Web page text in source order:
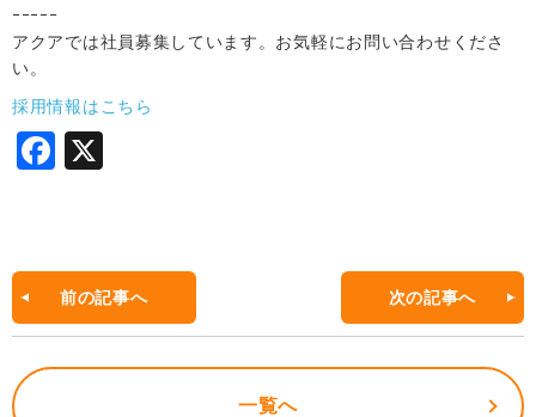
ｰｰｰｰｰ
アクアでは社員募集しています。お気軽にお問い合わせくださ
い。
採用情報はこちら
F
e
b
o
o
前の記事へ 次の記事へ
一覧へ